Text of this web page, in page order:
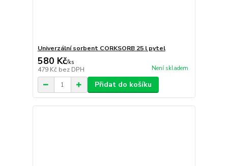
Univerzální sorbent CORKSORB 25 l pytel
580 Kč/ks
479 Kč bez DPH Není skladem
Přidat do košíku